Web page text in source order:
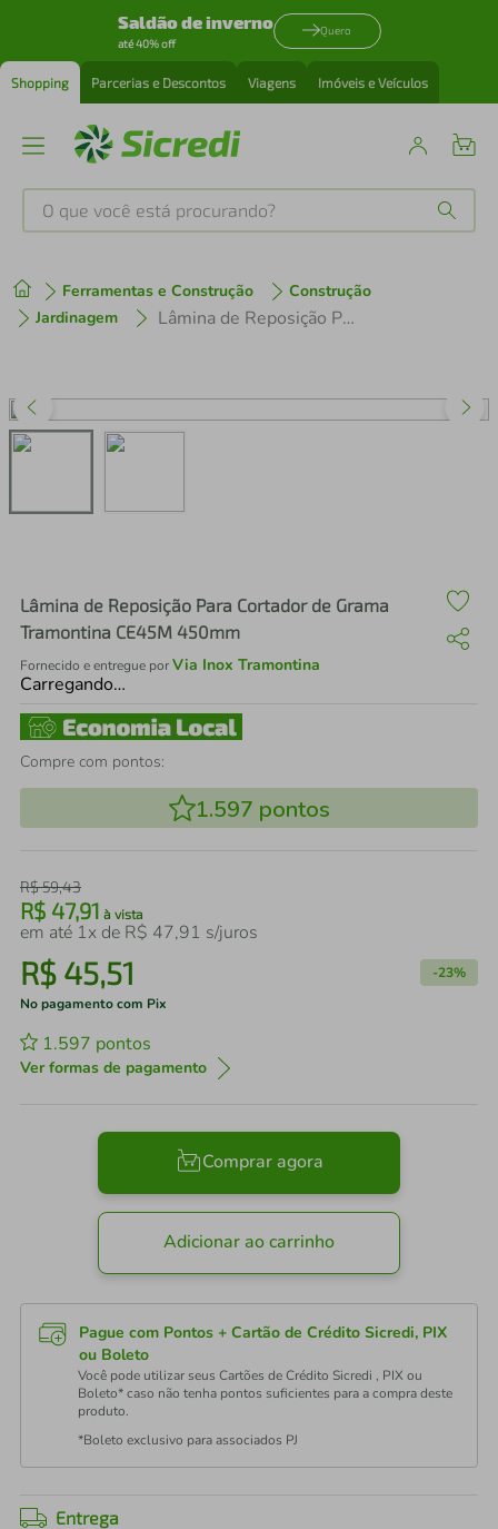
Saldão de inverno
até 40% off
Quero
Shopping Parcerias e Descontos Viagens Imóveis e Veículos
O que você está procurando?
Ferramentas e Construção
Construção
Jardinagem
Lâmina de Reposição Para Cortador de Grama Tramontina CE45M 450mm
Lâmina de Reposição Para Cortador de Grama
Tramontina CE45M 450mm
Fornecido e entregue porVia Inox Tramontina
Carregando…
Compre com pontos:
1.597 pontos
R$59,43
R$ 47,91 à vista
em até 1x de R$ 47,91 s/juros
R$ 45,51 -23%
No pagamento com Pix
1.597 pontos
Ver formas de pagamento
Comprar agora
Adicionar ao carrinho
Pague com Pontos + Cartão de Crédito Sicredi, PIX
ou Boleto
Você pode utilizar seus Cartões de Crédito Sicredi , PIX ou
Boleto* caso não tenha pontos suficientes para a compra deste
produto.
*Boleto exclusivo para associados PJ
Entrega
1º tenis
3º perfume